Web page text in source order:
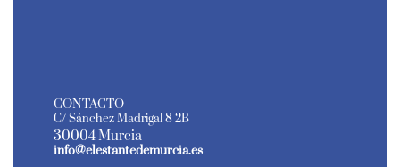
CONTACTO
C/ Sánchez Madrigal 8 2B
30004 Murcia
info@elestantedemurcia.es